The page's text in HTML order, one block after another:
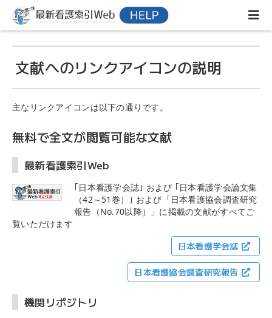
文献へのリンクアイコンの説明
主なリンクアイコンは以下の通りです。
無料で全文が閲覧可能な文献
最新看護索引Web
｢日本看護学会誌｣ および ｢日本看護学会論文集
（42～51巻）｣ および「日本看護協会調査研究
報告（No.70以降）」に掲載の文献がすべてご
覧いただけます
日本看護学会誌
日本看護協会調査研究報告
機関リポジトリ